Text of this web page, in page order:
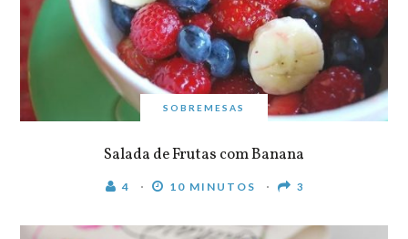
SOBREMESAS
Salada de Frutas com Banana
4 10 MINUTOS 3